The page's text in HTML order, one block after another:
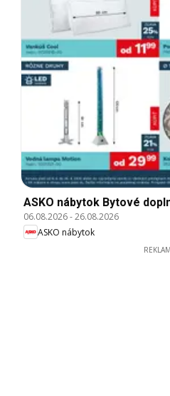
ASKO nábytok Bytové
06.08.2026-26.08.2026
ASKO nábytok